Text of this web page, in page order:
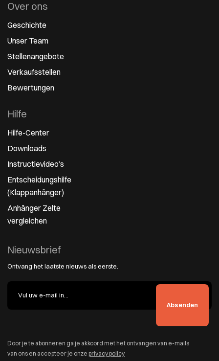
Over ons
Geschichte
Unser Team
Stellenangebote
Verkaufsstellen
Bewertungen
Hilfe
Hilfe-Center
Downloads
Instructievideo’s
Entscheidungshilfe
(Klappanhänger)
Anhänger Zelte
vergleichen
Nieuwsbrief
Ontvang het laatste nieuws als eerste.
Door je te abonneren ga je akkoord met het ontvangen van e-mails
van ons en accepteer je onze privacy policy